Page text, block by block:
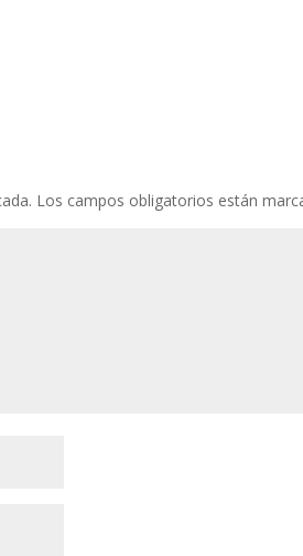
Los campos obligatorios están